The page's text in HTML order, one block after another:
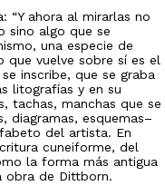
“Y ahora al mirarlas no
sino algo que se
una especie de
que vuelve sobre sí es el
inscribe, que se graba
litografías y en su
tachas, manchas que se
diagramas, esquemas–
del artista. En
cuneiforme, del
la forma más antigua
obra de Dittborn.